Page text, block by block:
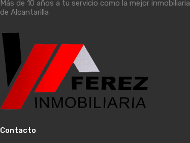
Más de 10 años a tu servicio como la mejor inmobiliaria
de Alcantarilla
Contacto